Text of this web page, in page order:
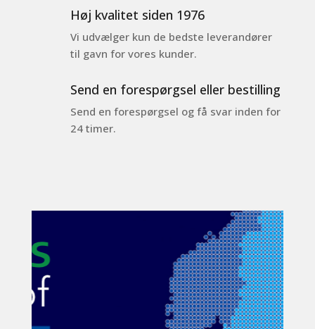
Høj kvalitet siden 1976
Vi udvælger kun de bedste leverandører
til gavn for vores kunder.
Send en forespørgsel eller bestilling
Send en forespørgsel og få svar inden for
24 timer.